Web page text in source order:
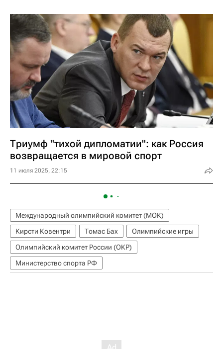
Триумф "тихой дипломатии": как Россия
возвращается в мировой спорт
11 июля 2025, 22:15
Международный олимпийский комитет (МОК)
Кирсти Ковентри
Томас Бах
Олимпийские игры
Олимпийский комитет России (ОКР)
Министерство спорта РФ